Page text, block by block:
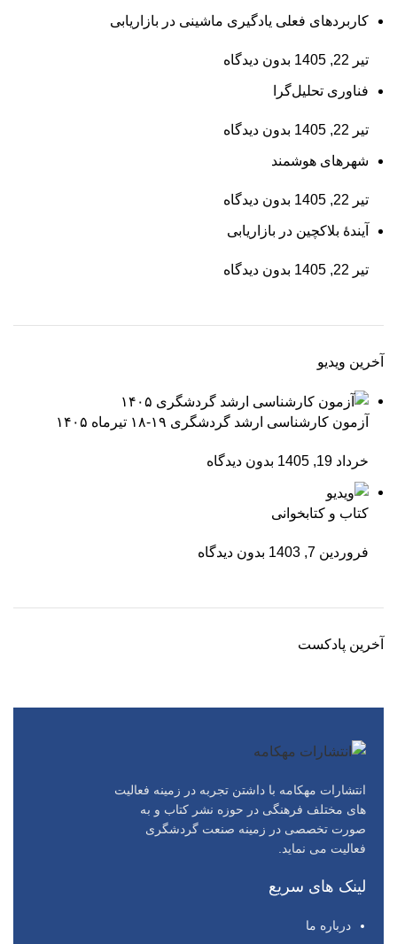
کاربردهای فعلی یادگیری ماشینی در بازاریابی
تیر 22, 1405 بدون دیدگاه
فناوری تحلیل‌گرا
تیر 22, 1405 بدون دیدگاه
شهرهای هوشمند
تیر 22, 1405 بدون دیدگاه
آیندۀ بلاکچین در بازاریابی
تیر 22, 1405 بدون دیدگاه
آخرین ویدیو
آزمون کارشناسی ارشد گردشگری ۱۹-۱۸ تیرماه ۱۴۰۵
خرداد 19, 1405 بدون دیدگاه
کتاب و کتابخوانی
فروردین 7, 1403 بدون دیدگاه
آخرین پادکست
انتشارات مهکامه با داشتن تجربه در زمینه فعالیت
های مختلف فرهنگی در حوزه نشر کتاب و به
صورت تخصصی در زمینه صنعت گردشگری
فعالیت می نماید.
لینک های سریع
درباره ما